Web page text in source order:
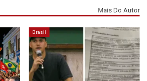
Mais Do Autor
Brasil